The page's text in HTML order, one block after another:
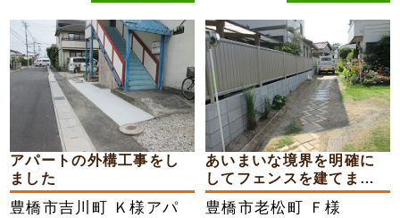
アパートの外構工事をし
ました
豊橋市吉川町 Ｋ様アパ
あいまいな境界を明確に
してフェンスを建てまし
た
豊橋市老松町 Ｆ様